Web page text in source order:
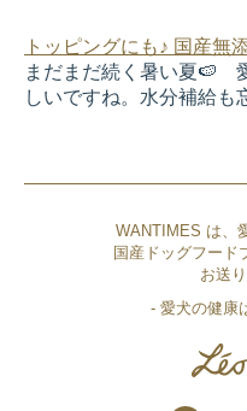
トッピングにも♪ 国産無
まだまだ続く暑い夏🍉
しいですね。水分補給も
WANTIMES は、
国産ドッグフード
お送
- 愛犬の健康